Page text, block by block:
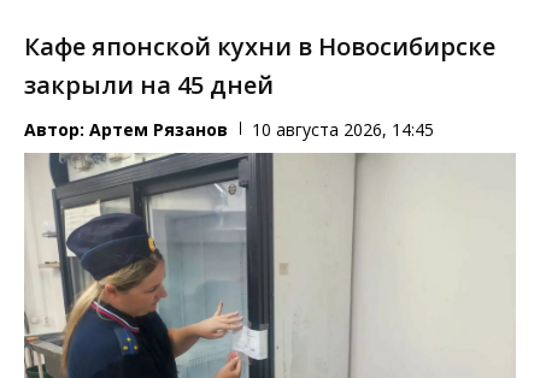
Кафе японской кухни в Новосибирске
закрыли на 45 дней
Автор: Артем Рязанов 10 августа 2026, 14:45